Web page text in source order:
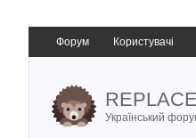
Форум Користувачі
REPLACE
Український